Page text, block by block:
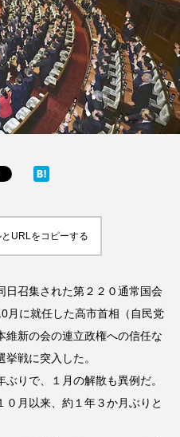
URLをコピーする
召集された第２２０通常国会
月に就任した高市首相（自民党
維新の会の連立政権への信任な
戦に突入した。
りで、１月の解散も異例だ。
月以来、約１年３か月ぶりと